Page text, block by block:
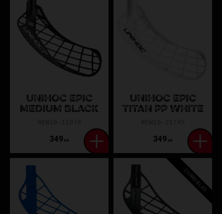
Behöver du hjälp att välja rätt blad? Våra innebandyexperter
finns här för dig. Kontakta oss och känn skillnaden på planen.
UNIHOC EPIC
MEDIUM BLACK
349 KR
UNIHOC EPIC
TITAN PP WHITE
349 KR
ZORROBLAD